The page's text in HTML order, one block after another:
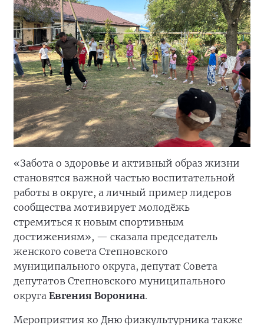
«Забота о здоровье и активный образ жизни
становятся важной частью воспитательной
работы в округе, а личный пример лидеров
сообщества мотивирует молодёжь
стремиться к новым спортивным
достижениям», — сказала председатель
женского совета Степновского
муниципального округа, депутат Совета
депутатов Степновского муниципального
округа Евгения Воронина.
Мероприятия ко Дню физкультурника также